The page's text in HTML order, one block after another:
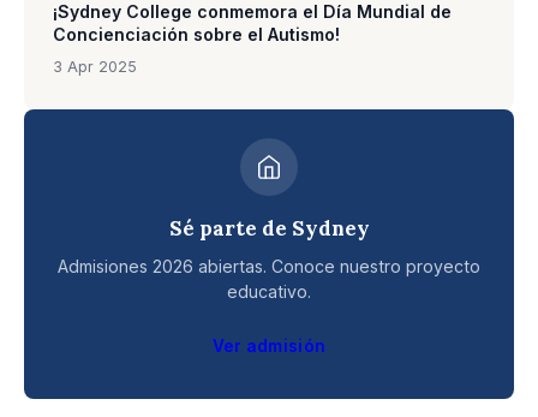
¡Sydney College conmemora el Día Mundial de
Concienciación sobre el Autismo!
3 Apr 2025
Sé parte de Sydney
Admisiones 2026 abiertas. Conoce nuestro proyecto
educativo.
Ver admisión